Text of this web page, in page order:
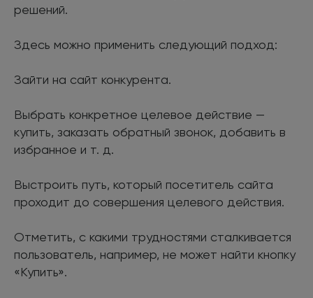
решений.
Здесь можно применить следующий подход:
Зайти на сайт конкурента.
Выбрать конкретное целевое действие —
купить, заказать обратный звонок, добавить в
избранное и т. д.
Выстроить путь, который посетитель сайта
проходит до совершения целевого действия.
Отметить, с какими трудностями сталкивается
пользователь, например, не может найти кнопку
«Купить».